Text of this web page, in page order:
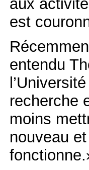
aux
est
entendu
recherche
moins
nouveau